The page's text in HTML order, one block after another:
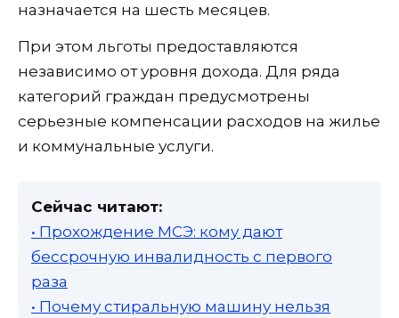
назначается на шесть месяцев.
При этом льготы предоставляются
независимо от уровня дохода. Для ряда
категорий граждан предусмотрены
серьезные компенсации расходов на жилье
и коммунальные услуги.
Сейчас читают:
• Прохождение МСЭ: кому дают
бессрочную инвалидность с первого
раза
• Почему стиральную машину нельзя